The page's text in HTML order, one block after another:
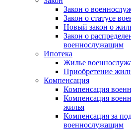
Закон о
Закон о статусе
Новый закон о
Закон о
военнослужащим
Ипотека
Жилье
Приобретение
Компенсация
Компенсация
Компенсация
жилья
Компенсация за
военнослужащим